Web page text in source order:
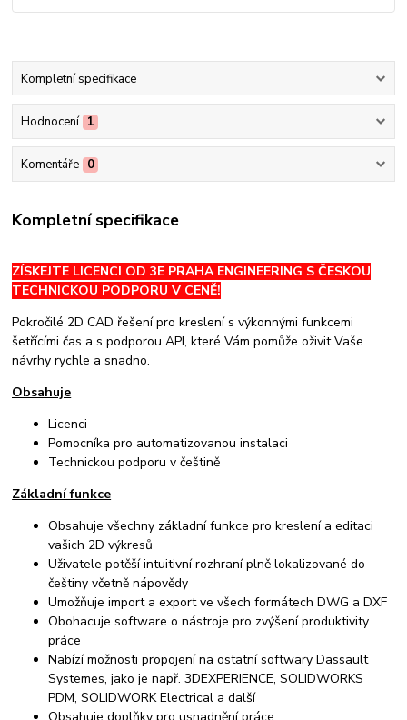
Kompletní specifikace
Hodnocení 1
Komentáře 0
Kompletní specifikace
ZÍSKEJTE LICENCI OD 3E PRAHA ENGINEERING S ČESKOU
TECHNICKOU PODPORU V CENĚ!
Pokročilé 2D CAD řešení pro kreslení s výkonnými funkcemi
šetřícími čas a s podporou API, které Vám pomůže oživit Vaše
návrhy rychle a snadno.
Obsahuje
Licenci
Pomocníka pro automatizovanou instalaci
Technickou podporu v češtině
Základní funkce
Obsahuje všechny základní funkce pro kreslení a editaci
vašich 2D výkresů
Uživatele potěší intuitivní rozhraní plně lokalizované do
češtiny včetně nápovědy
Umožňuje import a export ve všech formátech DWG a DXF
Obohacuje software o nástroje pro zvýšení produktivity
práce
Nabízí možnosti propojení na ostatní softwary Dassault
Systemes, jako je např. 3DEXPERIENCE, SOLIDWORKS
PDM, SOLIDWORK Electrical a další
Obsahuje doplňky pro usnadnění práce